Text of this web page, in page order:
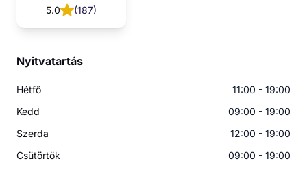
5.0
(187)
Nyitvatartás
Hétfő
11:00 - 19:00
Kedd
09:00 - 19:00
Szerda
12:00 - 19:00
Csütörtök
09:00 - 19:00